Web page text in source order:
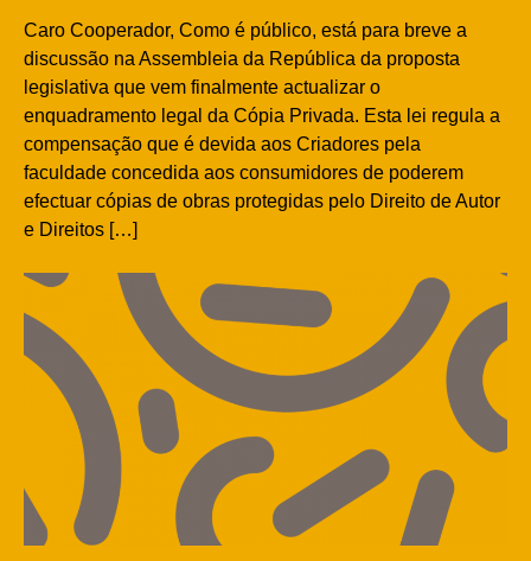
Caro Cooperador, Como é público, está para breve a
discussão na Assembleia da República da proposta
legislativa que vem finalmente actualizar o
enquadramento legal da Cópia Privada. Esta lei regula a
compensação que é devida aos Criadores pela
faculdade concedida aos consumidores de poderem
efectuar cópias de obras protegidas pelo Direito de Autor
e Direitos […]